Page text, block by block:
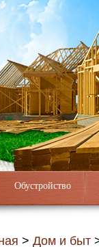
Обустройство
> Дом и быт